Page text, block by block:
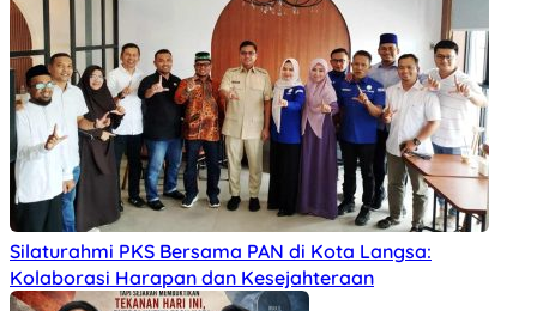
Silaturahmi PKS Bersama PAN di Kota Langsa:
Kolaborasi Harapan dan Kesejahteraan